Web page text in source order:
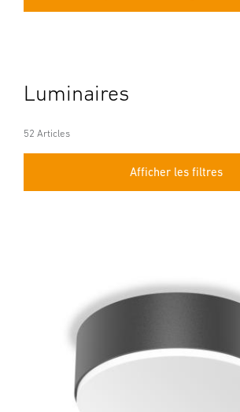
Luminaires
52 Articles
Afficher les filtres